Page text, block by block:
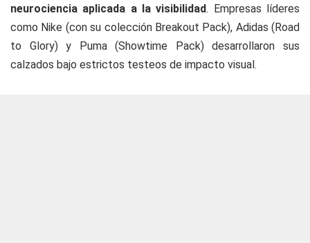
neurociencia aplicada a la visibilidad. Empresas líderes
como Nike (con su colección Breakout Pack), Adidas (Road
to Glory) y Puma (Showtime Pack) desarrollaron sus
calzados bajo estrictos testeos de impacto visual.